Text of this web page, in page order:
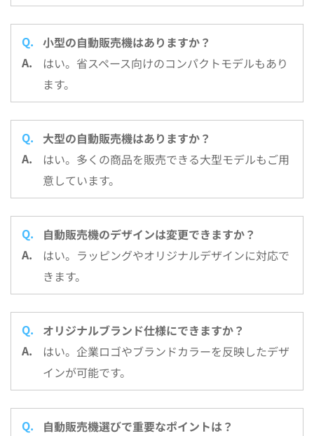
小型の自動販売機はありますか？
はい。省スペース向けのコンパクトモデルもあり
ます。
大型の自動販売機はありますか？
はい。多くの商品を販売できる大型モデルもご用
意しています。
自動販売機のデザインは変更できますか？
はい。ラッピングやオリジナルデザインに対応で
きます。
オリジナルブランド仕様にできますか？
はい。企業ロゴやブランドカラーを反映したデザ
インが可能です。
自動販売機選びで重要なポイントは？